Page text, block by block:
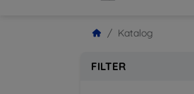
Katalog
FILTER